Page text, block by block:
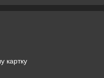
картку